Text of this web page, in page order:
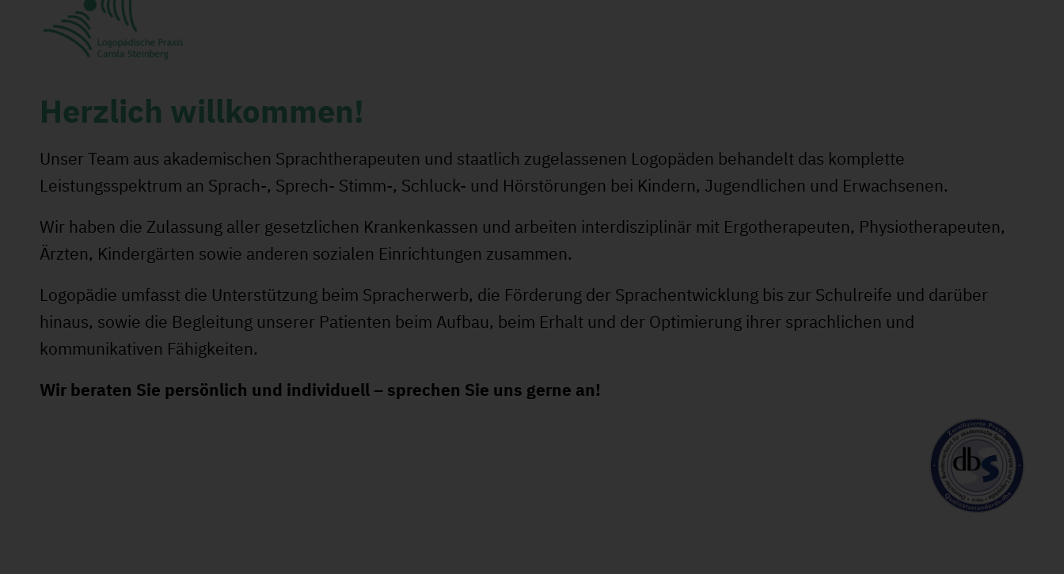
Herzlich willkommen!
Unser Team aus akademischen Sprachtherapeuten und staatlich zugelassenen Logopäden behandelt das komplette
Leistungsspektrum an Sprach-, Sprech- Stimm-, Schluck- und Hörstörungen bei Kindern, Jugendlichen und Erwachsenen.
Wir haben die Zulassung aller gesetzlichen Krankenkassen und arbeiten interdisziplinär mit Ergotherapeuten, Physiotherapeuten,
Ärzten, Kindergärten sowie anderen sozialen Einrichtungen zusammen.
Logopädie umfasst die Unterstützung beim Spracherwerb, die Förderung der Sprachentwicklung bis zur Schulreife und darüber
hinaus, sowie die Begleitung unserer Patienten beim Aufbau, beim Erhalt und der Optimierung ihrer sprachlichen und
kommunikativen Fähigkeiten.
Wir beraten Sie persönlich und individuell – sprechen Sie uns gerne an!